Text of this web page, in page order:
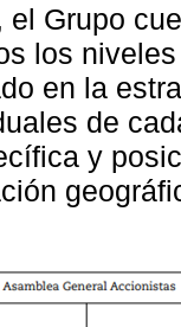
el Grupo
los
en la
de
y